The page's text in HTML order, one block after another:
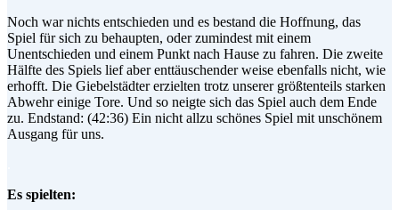
Noch war nichts entschieden und es bestand die Hoffnung, das
Spiel für sich zu behaupten, oder zumindest mit einem
Unentschieden und einem Punkt nach Hause zu fahren. Die zweite
Hälfte des Spiels lief aber enttäuschender weise ebenfalls nicht, wie
erhofft. Die Giebelstädter erzielten trotz unserer größtenteils starken
Abwehr einige Tore. Und so neigte sich das Spiel auch dem Ende
zu. Endstand: (42:36) Ein nicht allzu schönes Spiel mit unschönem
Ausgang für uns.
Es spielten: